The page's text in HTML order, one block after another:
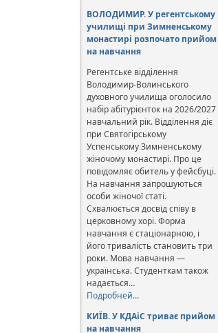
ВОЛОДИМИР. У регентському
училищі при Зимненському
монастирі розпочато прийом
на навчання
Регентське відділення
Володимир-Волинського
духовного училища оголосило
набір абітурієнток на 2026/2027
навчальний рік. Відділення діє
при Святогірському
Успенському Зимненському
жіночому монастирі. Про це
повідомляє обитель у фейсбуці.
На навчання запрошуються
особи жіночої статі.
Схвалюється досвід співу в
церковному хорі. Форма
навчання є стаціонарною, і
його тривалість становить три
роки. Мова навчання —
українська. Студенткам також
надається…
Подробней…
КИЇВ. У КДАіС триває прийом
на навчання